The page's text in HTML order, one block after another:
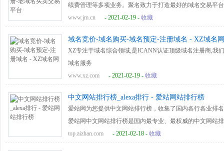
续费管理等多项业务。聚名致力于打造最好的域名交易平
www.jm.cn
- 2021-02-19 - 收藏
域名竞价-域名购买-域名预定-注册域名 - XZ域名网
XZ专注于域名综合领域,是ICANN认证顶级域名注册商,我
域名服务
www.xz.com
- 2021-02-19 - 收藏
中文网站排行榜_alexa排行 - 爱站网站排行榜
爱站网为您提供中文网站排行榜，收集了国内各行各业排
爱站网中文网站排行榜是国内最专业、最权威的中文网站
top.aizhan.com
- 2021-02-18 - 收藏